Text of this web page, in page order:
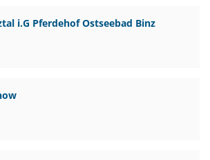
i.G Pferdehof Ostseebad Binz